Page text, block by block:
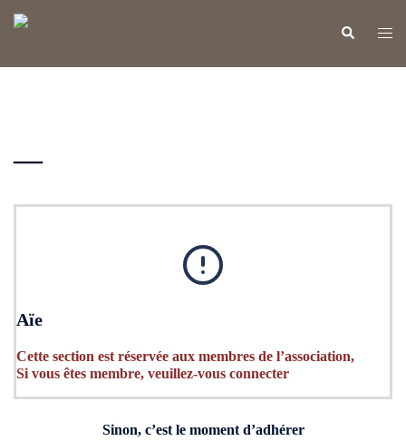
Rechercher
—
Aïe
Cette section est réservée aux membres de l’association,
Si vous êtes membre, veuillez-vous connecter
Sinon, c’est le moment d’adhérer